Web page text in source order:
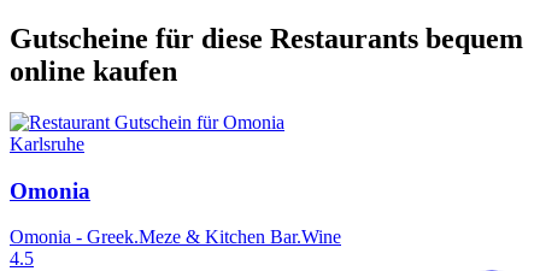
Gutscheine für diese Restaurants bequem
online kaufen
Karlsruhe
Omonia
Omonia - Greek.Meze & Kitchen Bar.Wine
4.5